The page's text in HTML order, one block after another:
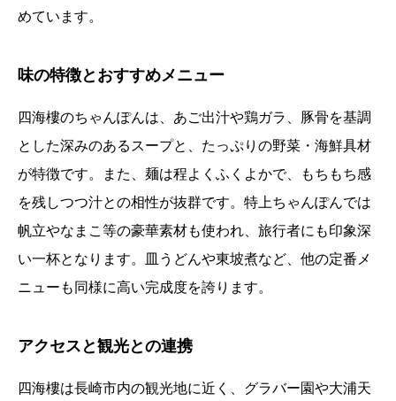
めています。
味の特徴とおすすめメニュー
四海樓のちゃんぽんは、あご出汁や鶏ガラ、豚骨を基調
とした深みのあるスープと、たっぷりの野菜・海鮮具材
が特徴です。また、麺は程よくふくよかで、もちもち感
を残しつつ汁との相性が抜群です。特上ちゃんぽんでは
帆立やなまこ等の豪華素材も使われ、旅行者にも印象深
い一杯となります。皿うどんや東坡煮など、他の定番メ
ニューも同様に高い完成度を誇ります。
アクセスと観光との連携
四海樓は長崎市内の観光地に近く、グラバー園や大浦天